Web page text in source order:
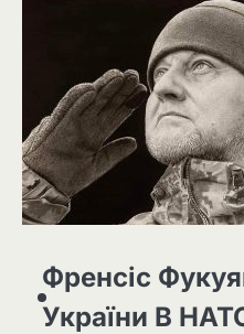
Френсіс
України В